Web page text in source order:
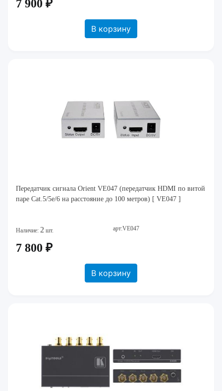
7 900 ₽
В корзину
Передатчик сигнала Orient VE047 (передатчик HDMI по витой
паре Cat.5/5e/6 на расстояние до 100 метров) [ VE047 ]
Наличие: 2 шт. арт:VE047
7 800 ₽
В корзину